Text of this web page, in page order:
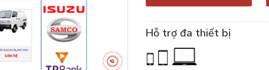
Hỗ trợ đa thiết bị